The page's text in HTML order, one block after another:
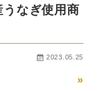
なぎ使用商
2023.05.25
»